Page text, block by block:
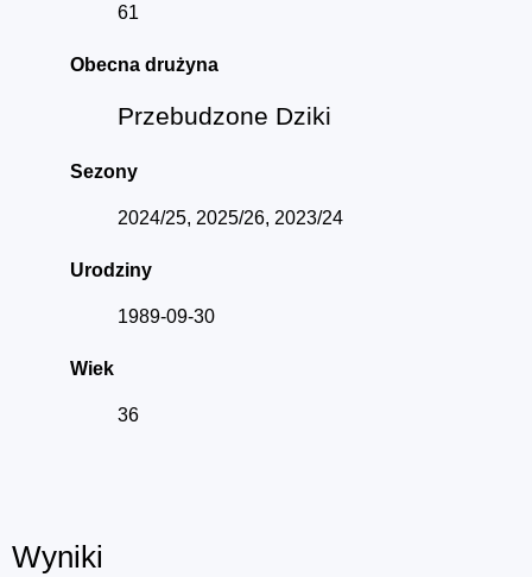
61
Obecna drużyna
Przebudzone Dziki
Sezony
2024/25, 2025/26, 2023/24
Urodziny
1989-09-30
Wiek
36
Wyniki